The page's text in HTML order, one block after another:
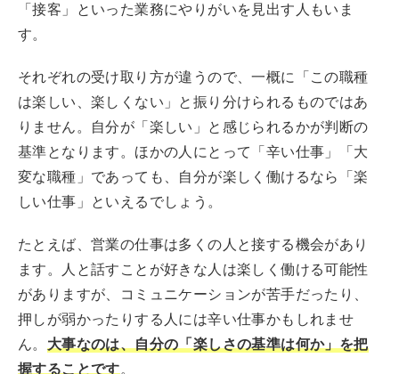
「接客」といった業務にやりがいを見出す人もいま
す。
それぞれの受け取り方が違うので、一概に「この職種
は楽しい、楽しくない」と振り分けられるものではあ
りません。自分が「楽しい」と感じられるかが判断の
基準となります。ほかの人にとって「辛い仕事」「大
変な職種」であっても、自分が楽しく働けるなら「楽
しい仕事」といえるでしょう。
たとえば、営業の仕事は多くの人と接する機会があり
ます。人と話すことが好きな人は楽しく働ける可能性
がありますが、コミュニケーションが苦手だったり、
押しが弱かったりする人には辛い仕事かもしれませ
ん。 大事なのは、自分の「楽しさの基準は何か」を把
握することです。